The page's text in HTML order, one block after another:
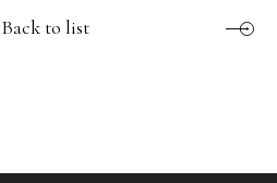
Back to list